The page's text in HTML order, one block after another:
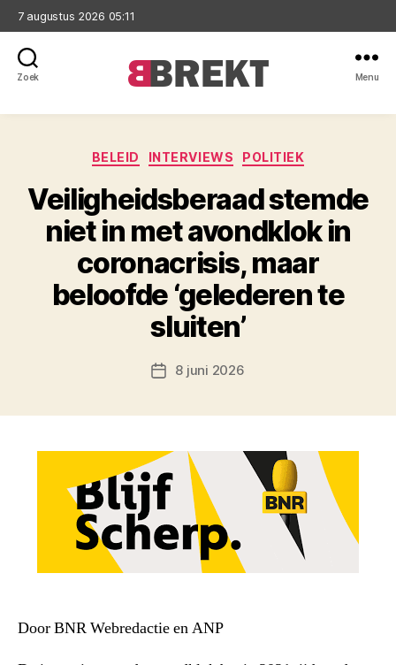
7 augustus 2026 05:11
Zoek Menu
Categorieën
BELEID INTERVIEWS POLITIEK
Veiligheidsberaad stemde
niet in met avondklok in
coronacrisis, maar
beloofde ‘gelederen te
sluiten’
Berichtdatum
8 juni 2026
Door BNR Webredactie en ANP